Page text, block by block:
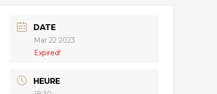
DATE
Mar 22 2023
Expired!
HEURE